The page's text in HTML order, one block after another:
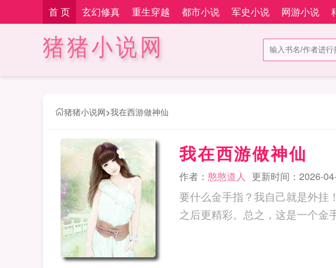
首 页 玄幻修真 重生穿越 都市小说 军史小说 网游小说
猪猪小说网
猪猪小说网>我在西游做神仙
我在西游做神仙
作者： 憨憨道人 更新时间：2026-
要什么金手指？我自己就是外挂